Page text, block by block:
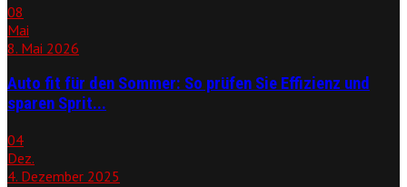
08
Mai
8. Mai 2026
Auto fit für den Sommer: So prüfen Sie Effizienz und
sparen Sprit...
04
Dez.
4. Dezember 2025